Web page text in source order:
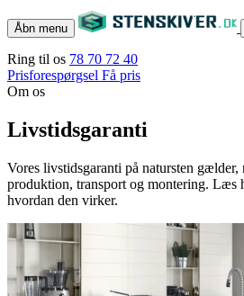
Åbn menu
Ring til os 78 70 72 40
Prisforespørgsel Få pris
Om os
Livstidsgaranti
Vores livstidsgaranti på natursten
produktion, transport og montering. Læs
hvordan den virker.